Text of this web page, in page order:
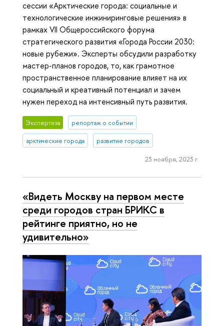
сессии «Арктические города: социальные и
технологические инжиниринговые решения» в
рамках VII Общероссийского форума
стратегического развития «Города России 2030:
новые рубежи». Эксперты обсудили разработку
мастер-планов городов, то, как грамотное
пространственное планирование влияет на их
социальный и креативный потенциал и зачем
нужен переход на интенсивный путь развития.
Экспертиза репортаж о событии
арктические города развитие городов
23 ноября, 2023 г.
«Видеть Москву на первом месте
среди городов стран БРИКС в
рейтинге приятно, но не
удивительно»